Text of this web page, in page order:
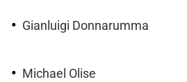
Gianluigi Donnarumma
Michael Olise